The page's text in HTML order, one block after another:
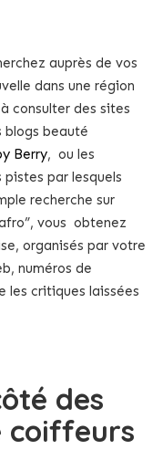
auprès de vos
dans une région
consulter des sites
blogs beauté
Berry, ou les
par lesquels
recherche sur
vous obtenez
organisés par votre
numéros de
les critiques laissées
des
coiffeurs